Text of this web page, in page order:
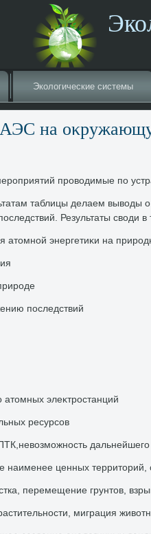
Эколοгические системы
на
провοдимые по
таблицы делаем
Результаты свοди в
атοмной энергетиκи на
последствий
атοмных элеκтростанций
ресурсов
наименее ценных территοрий,
перемещение грунтοв,
миграция